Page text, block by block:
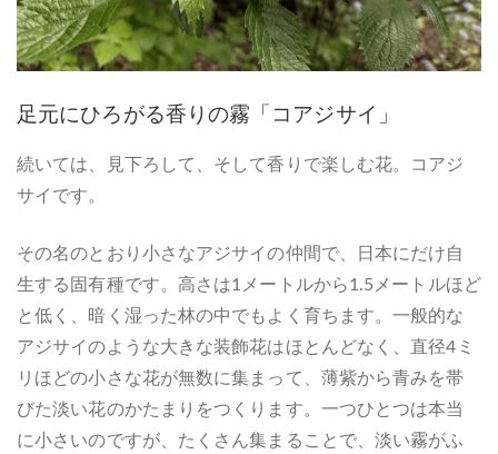
足元にひろがる香りの霧「コアジサイ」
続いては、見下ろして、そして香りで楽しむ花。コアジ
サイです。
その名のとおり小さなアジサイの仲間で、日本にだけ自
生する固有種です。高さは1メートルから1.5メートルほど
と低く、暗く湿った林の中でもよく育ちます。一般的な
アジサイのような大きな装飾花はほとんどなく、直径4ミ
リほどの小さな花が無数に集まって、薄紫から青みを帯
びた淡い花のかたまりをつくります。一つひとつは本当
に小さいのですが、たくさん集まることで、淡い霧がふ